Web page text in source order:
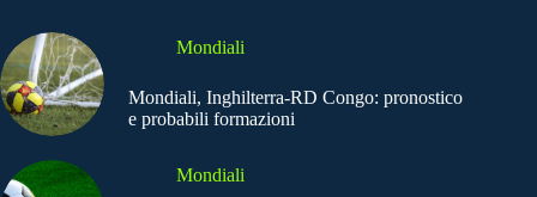
Mondiali
Mondiali, Inghilterra-RD Congo: pronostico
e probabili formazioni
Mondiali